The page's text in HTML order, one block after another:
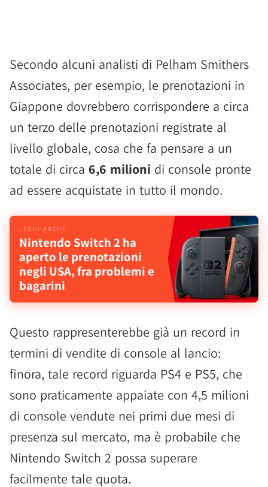
Secondo alcuni analisti di Pelham Smithers
Associates, per esempio, le prenotazioni in
Giappone dovrebbero corrispondere a circa
un terzo delle prenotazioni registrate al
livello globale, cosa che fa pensare a un
totale di circa 6,6 milioni di console pronte
ad essere acquistate in tutto il mondo.
Nintendo Switch 2 ha
aperto le prenotazioni
negli USA, fra problemi e
bagarini
Questo rappresenterebbe già un record in
termini di vendite di console al lancio:
finora, tale record riguarda PS4 e PS5, che
sono praticamente appaiate con 4,5 milioni
di console vendute nei primi due mesi di
presenza sul mercato, ma è probabile che
Nintendo Switch 2 possa superare
facilmente tale quota.